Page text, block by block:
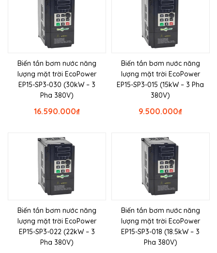
Biến tần bơm nước năng
lượng mặt trời EcoPower
EP15-SP3-030 (30kW – 3
Pha 380V)
₫
16.590.000
Biến tần bơm nước năng
lượng mặt trời EcoPower
EP15-SP3-015 (15kW – 3 Pha
380V)
₫
9.500.000
Biến tần bơm nước năng
lượng mặt trời EcoPower
EP15-SP3-022 (22kW – 3
Pha 380V)
Biến tần bơm nước năng
lượng mặt trời EcoPower
EP15-SP3-018 (18.5kW – 3
Pha 380V)